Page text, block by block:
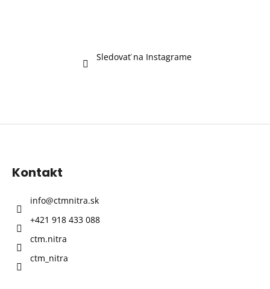
Sledovať na Instagrame
Z
Kontakt
info@ctmnitra.sk
+421 918 433 088
ctm.nitra
ctm_nitra